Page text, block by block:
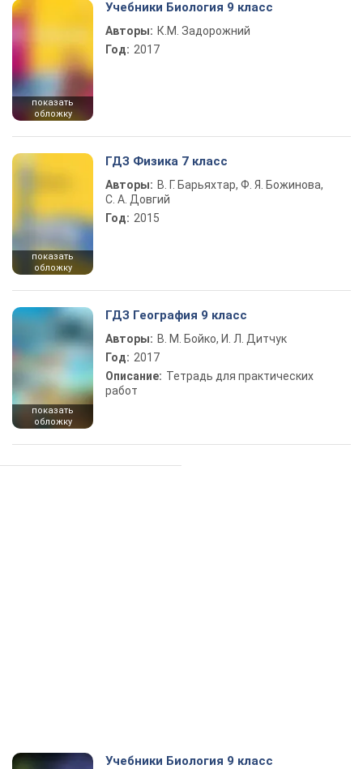
показать
обложку
Учебники Биология 9 класс
Авторы: К.М. Задорожний
Год: 2017
показать
обложку
ГДЗ Физика 7 класс
Авторы: В. Г. Барьяхтар, Ф. Я. Божинова,
С. А. Довгий
Год: 2015
показать
обложку
ГДЗ География 9 класс
Авторы: В. М. Бойко, И. Л. Дитчук
Год: 2017
Описание: Тетрадь для практических
работ
Учебники Биология 9 класс